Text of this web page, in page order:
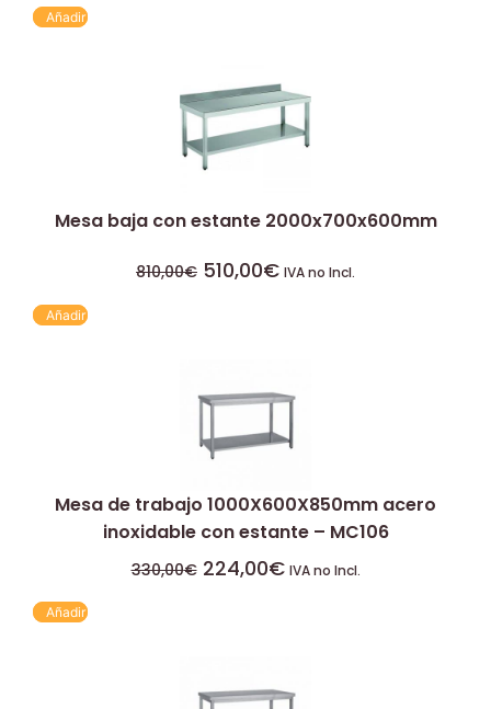
Añadir
Mesa baja con estante 2000x700x600mm
810,00€ 510,00€ IVA no Incl.
Añadir
Mesa de trabajo 1000X600X850mm acero
inoxidable con estante – MC106
330,00€ 224,00€ IVA no Incl.
Añadir